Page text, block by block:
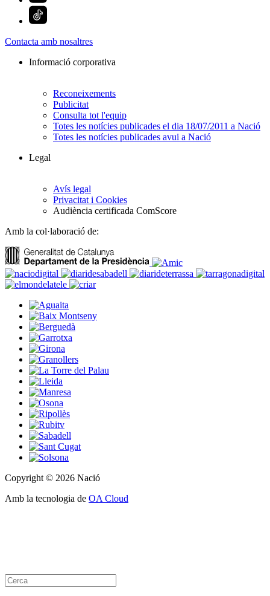
Contacta amb nosaltres
Informació corporativa
Reconeixements
Publicitat
Consulta tot l'equip
Totes les notícies publicades el dia 18/07/2011 a Nació
Totes les notícies publicades avui a Nació
Legal
Avís legal
Privacitat i Cookies
Audiència certificada ComScore
Amb la col·laboració de:
Copyright © 2026 Nació
Amb la tecnologia de OA Cloud